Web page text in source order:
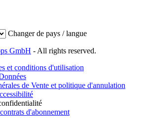
Changer de pays / langue
GmbH - All rights reserved.
et conditions d'utilisation
de Vente et politique d'annulation
d'abonnement